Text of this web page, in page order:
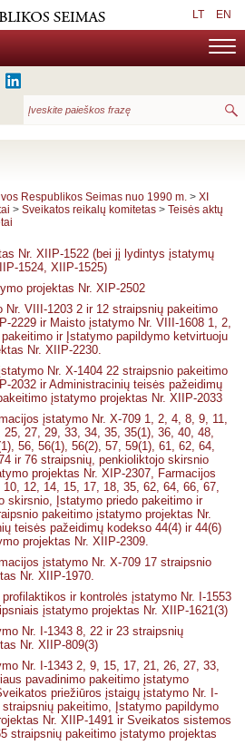
LT EN
Respublikos Seimas nuo 1990 m. > XI
> Sveikatos reikalų komitetas > Teisės aktų
Nr. XIIP-1522 (bei jį lydintys įstatymų
1524, XIIP-1525)
projektas Nr. XIP-2502
Nr. VIII-1203 2 ir 12 straipsnių pakeitimo
2229 ir Maisto įstatymo Nr. VIII-1608 1, 2,
ir Įstatymo papildymo ketvirtuoju
Nr. XIIP-2230.
Nr. X-1404 22 straipsnio pakeitimo
2032 ir Administracinių teisės pažeidimų
įstatymo projektas Nr. XIIP-2033
įstatymo Nr. X-709 1, 2, 4, 8, 9, 11,
27, 29, 33, 34, 35, 35(1), 36, 40, 48,
56, 56(1), 56(2), 57, 59(1), 61, 62, 64,
ir 76 straipsnių, penkioliktojo skirsnio
projektas Nr. XIP-2307, Farmacijos
12, 14, 15, 17, 18, 35, 62, 64, 66, 67,
skirsnio, Įstatymo priedo pakeitimo ir
pakeitimo įstatymo projektas Nr.
teisės pažeidimų kodekso 44(4) ir 44(6)
projektas Nr. XIIP-2309.
įstatymo Nr. X-709 17 straipsnio
Nr. XIIP-1970.
ir kontrolės įstatymo Nr. I-1553
įstatymo projektas Nr. XIIP-1621(3)
Nr. I-1343 8, 22 ir 23 straipsnių
Nr. XIIP-809(3)
Nr. I-1343 2, 9, 15, 17, 21, 26, 27, 33,
pavadinimo pakeitimo įstatymo
priežiūros įstaigų įstatymo Nr. I-
pakeitimo, Įstatymo papildymo
Nr. XIIP-1491 ir Sveikatos sistemos
straipsnių pakeitimo įstatymo projektas